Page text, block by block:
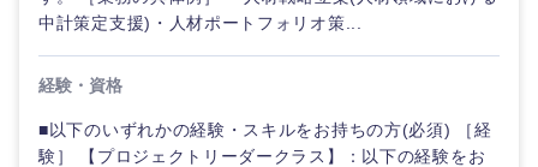
中計策定支援)・人材ポートフォリオ策...
経験・資格
■以下のいずれかの経験・スキルをお持ちの方(必須) ［経
験］ 【プロジェクトリーダークラス】：以下の経験をお